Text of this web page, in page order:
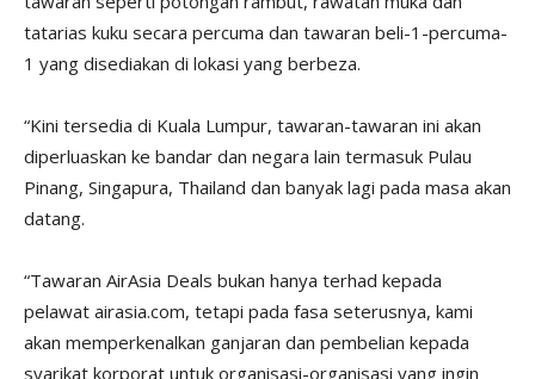
tatarias kuku secara percuma dan tawaran beli-1-percuma-
1 yang disediakan di lokasi yang berbeza.
“Kini tersedia di Kuala Lumpur, tawaran-tawaran ini akan
diperluaskan ke bandar dan negara lain termasuk Pulau
Pinang, Singapura, Thailand dan banyak lagi pada masa akan
datang.
“Tawaran AirAsia Deals bukan hanya terhad kepada
pelawat airasia.com, tetapi pada fasa seterusnya, kami
akan memperkenalkan ganjaran dan pembelian kepada
syarikat korporat untuk organisasi-organisasi yang ingin